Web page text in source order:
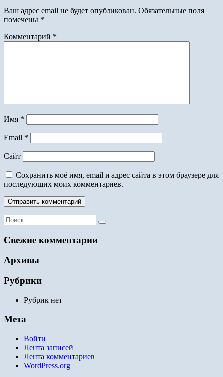
Ваш адрес email не будет опубликован. Обязательные поля
помечены *
Комментарий *
Имя *
Email *
Сайт
Сохранить моё имя, email и адрес сайта в этом браузере для
последующих моих комментариев.
Поиск
для:
Свежие комментарии
Архивы
Рубрики
Рубрик нет
Мета
Войти
Лента записей
Лента комментариев
WordPress.org